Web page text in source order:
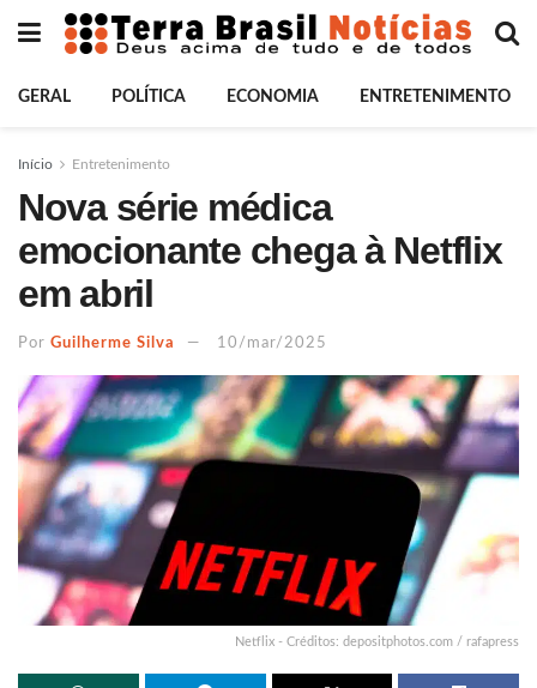
GERAL POLÍTICA ECONOMIA ENTRETENIMENTO
Início Entretenimento
Nova série médica
emocionante chega à Netflix
em abril
Por Guilherme Silva 10/mar/2025
Netflix - Créditos: depositphotos.com / rafapress